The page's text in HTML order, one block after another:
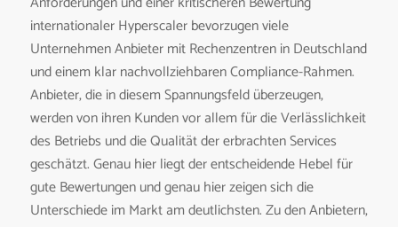
internationaler Hyperscaler bevorzugen viele
Unternehmen Anbieter mit Rechenzentren in Deutschland
und einem klar nachvollziehbaren Compliance-Rahmen.
Anbieter, die in diesem Spannungsfeld überzeugen,
werden von ihren Kunden vor allem für die Verlässlichkeit
des Betriebs und die Qualität der erbrachten Services
geschätzt. Genau hier liegt der entscheidende Hebel für
gute Bewertungen und genau hier zeigen sich die
Unterschiede im Markt am deutlichsten. Zu den Anbietern,